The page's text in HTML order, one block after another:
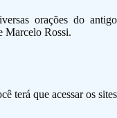
orações do antigo
Marcelo Rossi.
terá que acessar os sites